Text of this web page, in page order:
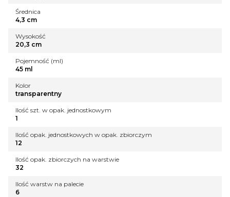
Średnica
4,3 cm
Wysokość
20,3 cm
Pojemność (ml)
45 ml
Kolor
transparentny
Ilość szt. w opak. jednostkowym
1
Ilość opak. jednostkowych w opak. zbiorczym
12
Ilość opak. zbiorczych na warstwie
32
Ilość warstw na palecie
6